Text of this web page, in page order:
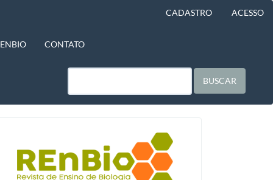
CADASTRO ACESSO
CONTATO
BUSCAR